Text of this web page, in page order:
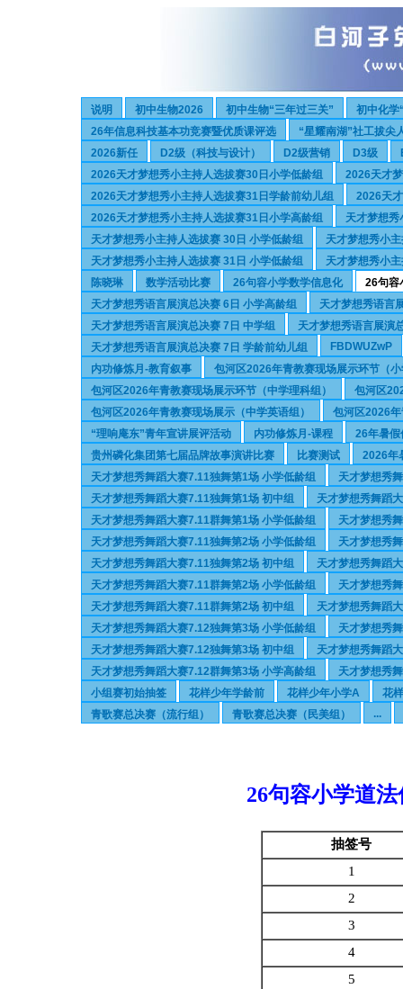
说明 初中生物2026 初中生物“三年过三关”
初中化学
26年信息科技基本功竞赛暨优质课评选
“星耀南湖”社工拔尖
2026新任
D2级（科技与设计） D2级营销 D3级
2026天才梦想秀小主持人选拔赛30日小学低龄组
2026天才
2026天才梦想秀小主持人选拔赛31日学龄前幼儿组
2026天
2026天才梦想秀小主持人选拔赛31日小学高龄组
天才梦想
天才梦想秀小主持人选拔赛 30日 小学低龄组
天才梦想秀小
天才梦想秀小主持人选拔赛 31日 小学低龄组
天才梦想秀小
陈晓琳
数学活动比赛 26句容小学数学信息化
26句容
天才梦想秀语言展演总决赛 6日 小学高龄组
天才梦想秀语言
天才梦想秀语言展演总决赛 7日 中学组
天才梦想秀语言展演
天才梦想秀语言展演总决赛 7日 学龄前幼儿组
FBDWUZwP
内功修炼月-教育叙事
包河区2026年青教赛现场展示环节（
包河区2026年青教赛现场展示环节（中学理科组）
包河区
包河区2026年青教赛现场展示（中学英语组）
包河区2026
“理响庵东”青年宣讲展评活动
内功修炼月-课程
26年暑假
贵州磷化集团第七届品牌故事演讲比赛
比赛测试
2026年
天才梦想秀舞蹈大赛7.11独舞第1场 小学低龄组
天才梦想秀
天才梦想秀舞蹈大赛7.11独舞第1场 初中组
天才梦想秀舞蹈
天才梦想秀舞蹈大赛7.11群舞第1场 小学低龄组
天才梦想秀
天才梦想秀舞蹈大赛7.11独舞第2场 小学低龄组
天才梦想秀
天才梦想秀舞蹈大赛7.11独舞第2场 初中组
天才梦想秀舞蹈
天才梦想秀舞蹈大赛7.11群舞第2场 小学低龄组
天才梦想秀
天才梦想秀舞蹈大赛7.11群舞第2场 初中组
天才梦想秀舞蹈
天才梦想秀舞蹈大赛7.12独舞第3场 小学低龄组
天才梦想秀
天才梦想秀舞蹈大赛7.12独舞第3场 初中组
天才梦想秀舞蹈
天才梦想秀舞蹈大赛7.12群舞第3场 小学高龄组
天才梦想秀
小组赛初始抽签
花样少年学龄前 花样少年小学A
花
青歌赛总决赛（流行组）
青歌赛总决赛（民美组） ...
26句容小学道
抽签号
1
2
3
4
5